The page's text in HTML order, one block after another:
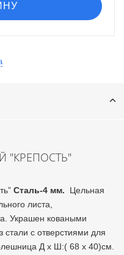
"КРЕПОСТЬ"
Сталь-4 мм.
Цельная
листа,
Украшен коваными
с отверстиями для
Д х Ш:( 68 х 40)см.